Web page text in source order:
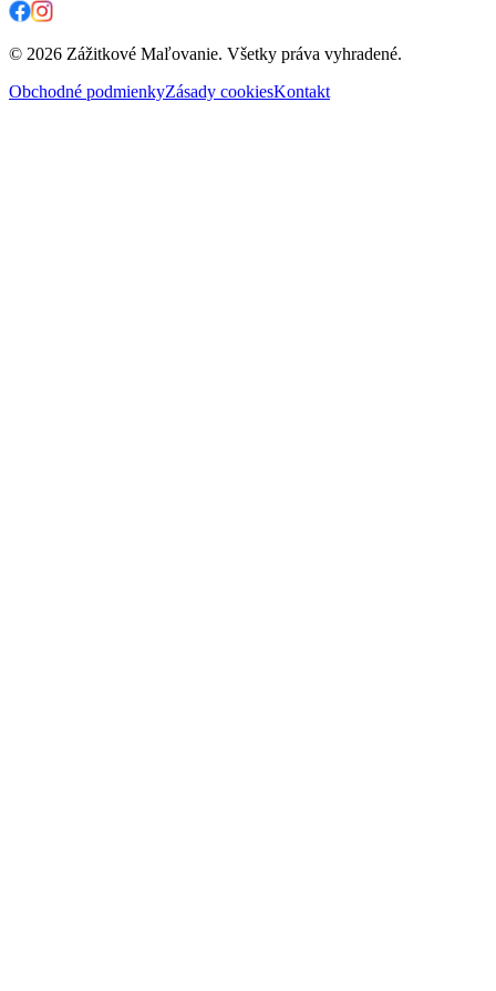
© 2026 Zážitkové Maľovanie. Všetky práva vyhradené.
Obchodné podmienkyZásady cookiesKontakt